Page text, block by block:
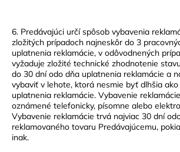
6. Predávajúci určí spôsob vybavenia
zložitých prípadoch najneskôr do 3
uplatnenia reklamácie, v odôvodnených
vyžaduje zložité technické zhodnotenie
do 30 dní odo dňa uplatnenia reklamácie a
vybaviť v lehote, ktorá nesmie byť dlhšia
uplatnenia reklamácie. Vybavenie
oznámené telefonicky, písomne alebo
Vybavenie reklamácie trvá najviac 30 dní
reklamovaného tovaru Predávajúcemu,
inak.